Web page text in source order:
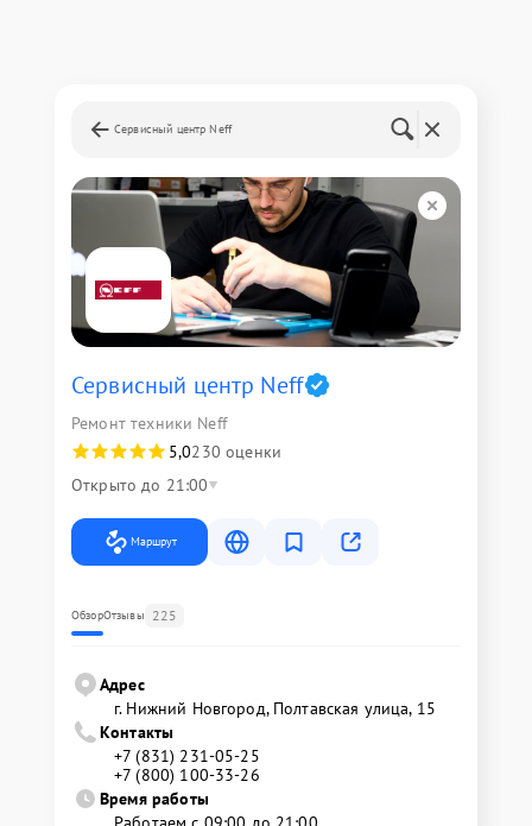
Сервисный центр Neff
Сервисный центр Neff
Ремонт техники Neff
5,0230 оценки
Открыто до 21:00
Маршрут
ОбзорОтзывы 225
Адрес
г. Нижний Новгород, Полтавская улица, 15
Контакты
+7 (831) 231-05-25
+7 (800) 100-33-26
Время работы